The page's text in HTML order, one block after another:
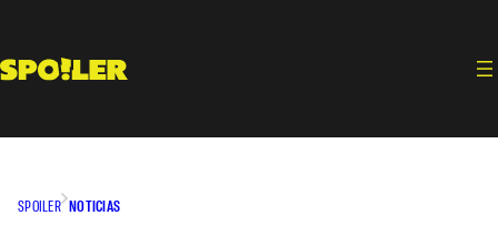
contenido
SPOILER NOTICIAS